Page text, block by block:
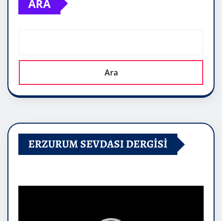
ARA
Ara
ERZURUM SEVDASI DERGİSİ